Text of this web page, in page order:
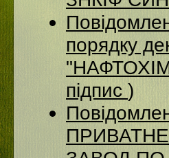
порядку
підпис )